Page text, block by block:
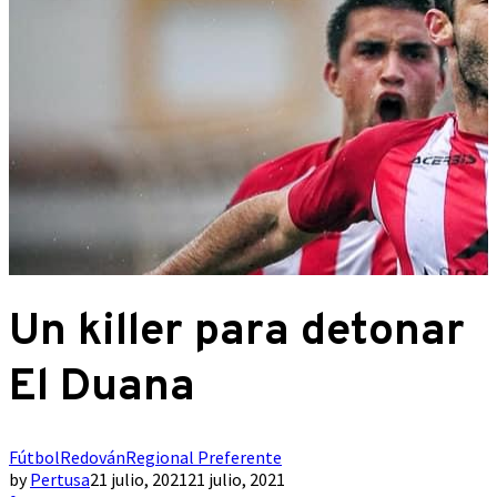
Un killer para detonar
El Duana
FútbolRedovánRegional Preferente
byPertusa21 julio, 202121 julio, 2021